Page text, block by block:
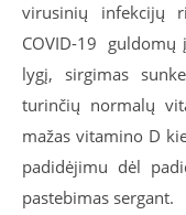
virusinių infekcijų
COVID-19
lygį, sirgimas
turinčių normalų
mažas vitamino D
padidėjimu dėl
pastebimas sergant.